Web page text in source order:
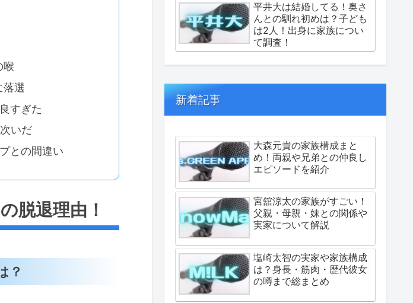
喉
落選
すぎた
いだ
との間違い
脱退理由！
？
平井大は結婚してる！奥さ
んとの馴れ初めは？子ども
は2人！出身に家族につい
て調査！
新着記事
大森元貴の家族構成まと
め！両親や兄弟との仲良し
エピソードを紹介
宮舘涼太の家族がすごい！
父親・母親・妹との関係や
実家について解説
塩崎太智の実家や家族構成
は？身長・筋肉・歴代彼女
の噂まで総まとめ